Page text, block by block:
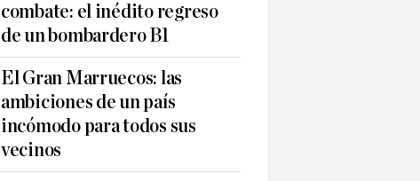
combate: el inédito regreso
de un bombardero B1
El Gran Marruecos: las
ambiciones de un país
incómodo para todos sus
vecinos